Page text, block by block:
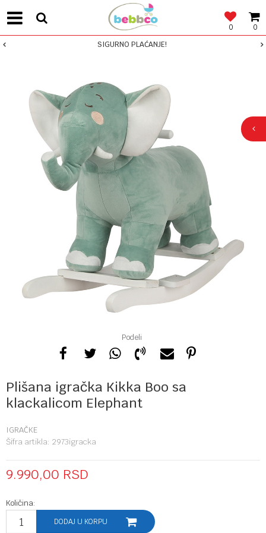
0
0
SIGURNO PLAĆANJE!
Podeli
Plišana igračka Kikka Boo sa
klackalicom Elephant
IGRAČKE
Šifra artikla: 2973igracka
9.990,00 RSD
Količina:
DODAJ U KORPU